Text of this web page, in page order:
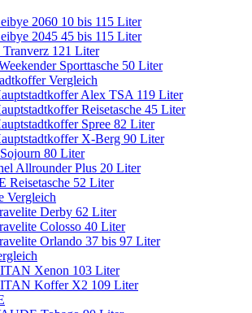
2060 10 bis 115 Liter
2045 45 bis 115 Liter
Tranverz 121 Liter
Sporttasche 50 Liter
Vergleich
Alex TSA 119 Liter
Reisetasche 45 Liter
Spree 82 Liter
X-Berg 90 Liter
80 Liter
Allrounder Plus 20 Liter
Reisetasche 52 Liter
Vergleich
Derby 62 Liter
Colosso 40 Liter
Orlando 37 bis 97 Liter
Xenon 103 Liter
Koffer X2 109 Liter